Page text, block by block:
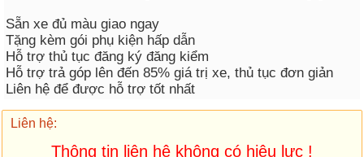
Sẵn xe đủ màu giao ngay
Tặng kèm gói phụ kiện hấp dẫn
Hỗ trợ thủ tục đăng ký đăng kiểm
Hỗ trợ trả góp lên đến 85% giá trị xe, thủ tục đơn giản
Liên hệ để được hỗ trợ tốt nhất
Liên hệ:
Thông tin liên hệ không có hiệu lực !